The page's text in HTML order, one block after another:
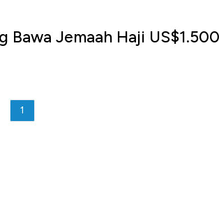
Bawa Jemaah Haji
1